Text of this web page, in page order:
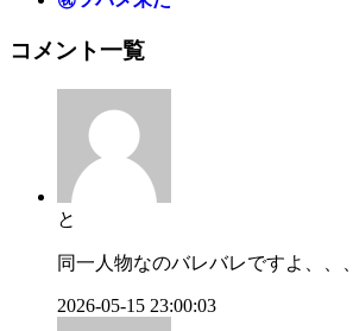
コメント一覧
と
同一人物なのバレバレですよ、、、
2026-05-15 23:00:03